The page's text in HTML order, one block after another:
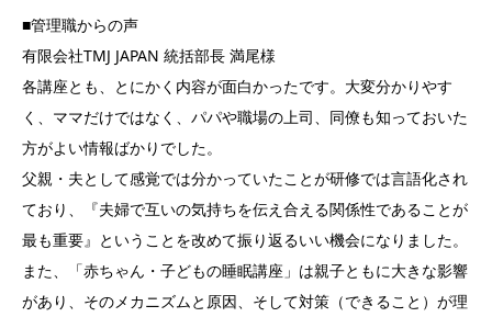
■管理職からの声
有限会社TMJ JAPAN 統括部長 満尾様
各講座とも、とにかく内容が面白かったです。大変分かりやす
く、ママだけではなく、パパや職場の上司、同僚も知っておいた
方がよい情報ばかりでした。
父親・夫として感覚では分かっていたことが研修では言語化され
ており、『夫婦で互いの気持ちを伝え合える関係性であることが
最も重要』ということを改めて振り返るいい機会になりました。
また、「赤ちゃん・子どもの睡眠講座」は親子ともに大きな影響
があり、そのメカニズムと原因、そして対策（できること）が理